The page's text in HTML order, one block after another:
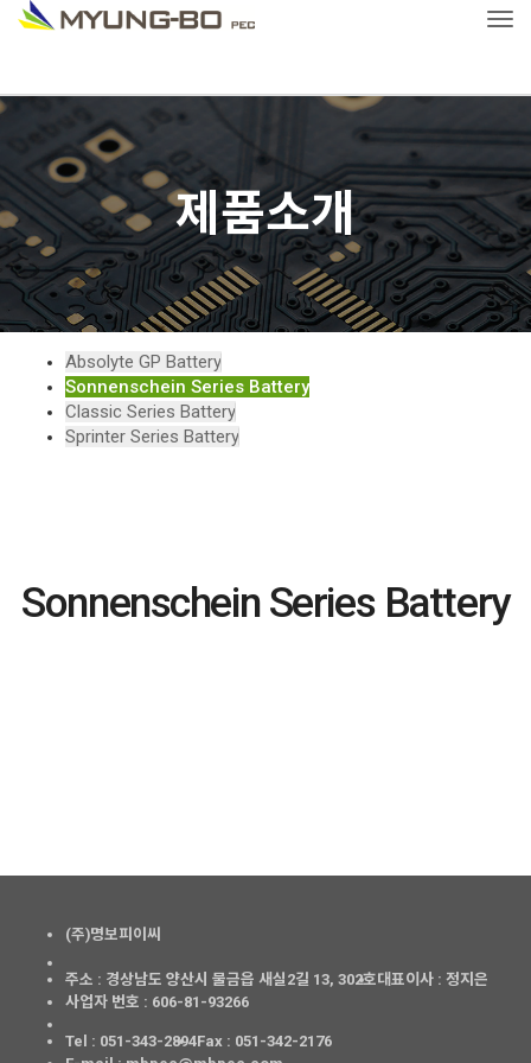
제품소개
Absolyte GP Battery
Sonnenschein Series Battery
Classic Series Battery
Sprinter Series Battery
Sonnenschein Series Battery
(주)명보피이씨
주소 : 경상남도 양산시 물금읍 새실2길 13, 302호대표이사 : 정지은
사업자 번호 : 606-81-93266
Tel : 051-343-2894Fax : 051-342-2176